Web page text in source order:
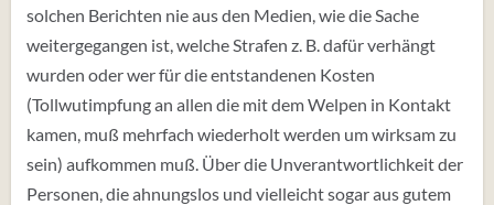
solchen Berichten nie aus den Medien, wie die Sache
weitergegangen ist, welche Strafen z. B. dafür verhängt
wurden oder wer für die entstandenen Kosten
(Tollwutimpfung an allen die mit dem Welpen in Kontakt
kamen, muß mehrfach wiederholt werden um wirksam zu
sein) aufkommen muß. Über die Unverantwortlichkeit der
Personen, die ahnungslos und vielleicht sogar aus gutem